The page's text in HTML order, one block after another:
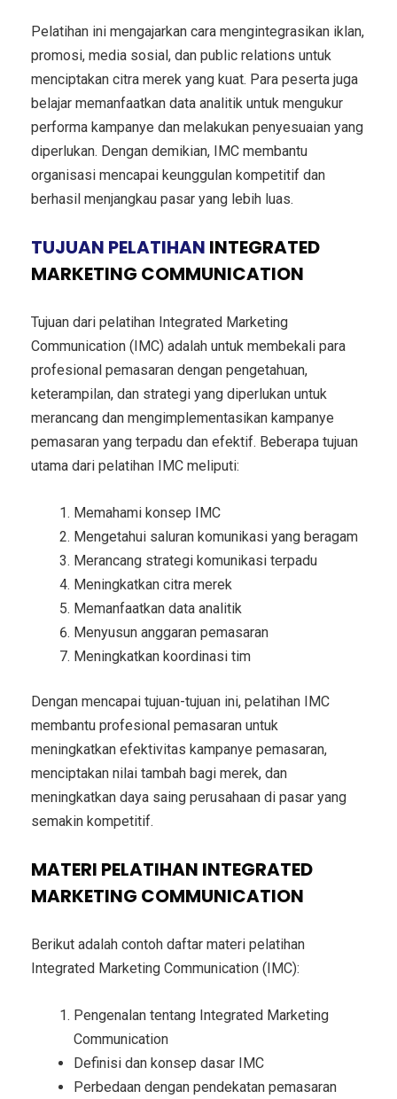
Pelatihan ini mengajarkan cara mengintegrasikan iklan,
promosi, media sosial, dan public relations untuk
menciptakan citra merek yang kuat. Para peserta juga
belajar memanfaatkan data analitik untuk mengukur
performa kampanye dan melakukan penyesuaian yang
diperlukan. Dengan demikian, IMC membantu
organisasi mencapai keunggulan kompetitif dan
berhasil menjangkau pasar yang lebih luas.
TUJUAN PELATIHAN INTEGRATED
MARKETING COMMUNICATION
Tujuan dari pelatihan Integrated Marketing
Communication (IMC) adalah untuk membekali para
profesional pemasaran dengan pengetahuan,
keterampilan, dan strategi yang diperlukan untuk
merancang dan mengimplementasikan kampanye
pemasaran yang terpadu dan efektif. Beberapa tujuan
utama dari pelatihan IMC meliputi:
Memahami konsep IMC
Mengetahui saluran komunikasi yang beragam
Merancang strategi komunikasi terpadu
Meningkatkan citra merek
Memanfaatkan data analitik
Menyusun anggaran pemasaran
Meningkatkan koordinasi tim
Dengan mencapai tujuan-tujuan ini, pelatihan IMC
membantu profesional pemasaran untuk
meningkatkan efektivitas kampanye pemasaran,
menciptakan nilai tambah bagi merek, dan
meningkatkan daya saing perusahaan di pasar yang
semakin kompetitif.
MATERI PELATIHAN INTEGRATED
MARKETING COMMUNICATION
Berikut adalah contoh daftar materi pelatihan
Integrated Marketing Communication (IMC):
Pengenalan tentang Integrated Marketing
Communication
Definisi dan konsep dasar IMC
Perbedaan dengan pendekatan pemasaran